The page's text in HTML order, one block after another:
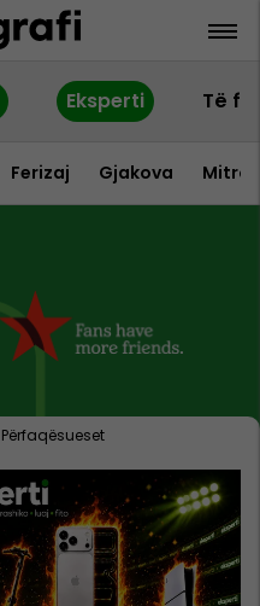
Eksperti Të
Ferizaj Gjakova
Përfaqësueset